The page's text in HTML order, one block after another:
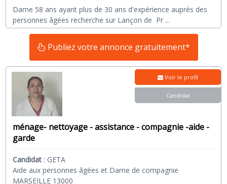
Dame 58 ans ayant plus de 30 ans d'expérience auprès des
personnes âgées recherche sur Lançon de Pr ...
Publiez votre annonce gratuitement*
ménage- nettoyage - assistance - compagnie -aide -
garde
Candidat : GETA
Aide aux personnes âgées et Dame de compagnie
MARSEILLE 13000
Voir le profil
Candidat